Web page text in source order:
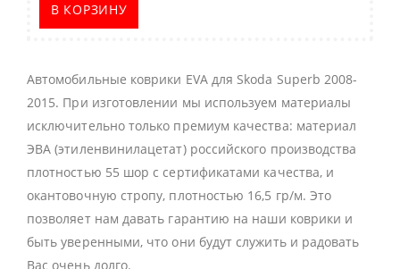
В КОРЗИНУ
Автомобильные коврики EVA для Skoda Superb 2008-
2015. При изготовлении мы используем материалы
исключительно только премиум качества: материал
ЭВА (этиленвинилацетат) российского производства
плотностью 55 шор с сертификатами качества, и
окантовочную стропу, плотностью 16,5 гр/м. Это
позволяет нам давать гарантию на наши коврики и
быть уверенными, что они будут служить и радовать
Вас очень долго.